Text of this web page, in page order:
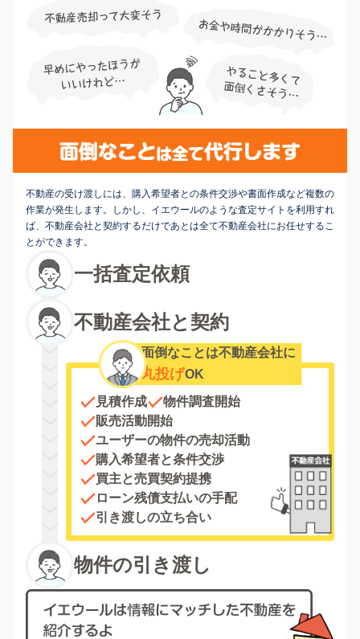
不動産の受け渡しには、購入希望者との条件交渉や書面作成など複数の
作業が発生します。しかし、イエウールのような査定サイトを利用すれ
ば、不動産会社と契約するだけであとは全て不動産会社にお任せするこ
とができます。
一括査定依頼
不動産会社と契約
面倒なことは不動産会社に
丸投げOK
見積作成
物件調査開始
販売活動開始
ユーザーの物件の売却活動
購入希望者と条件交渉
買主と売買契約提携
ローン残債支払いの手配
引き渡しの立ち合い
物件の引き渡し